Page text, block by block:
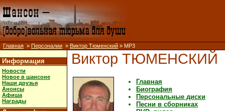
Главная » Персоналии » Виктор Тюменский » MP3
Информация
Новости
Новое в шансоне
Наши друзья
Анонсы
Афиша
Награды
Виктор ТЮМЕНСКИЙ
Главная
Биография
Персональные диски
Песни в сборниках